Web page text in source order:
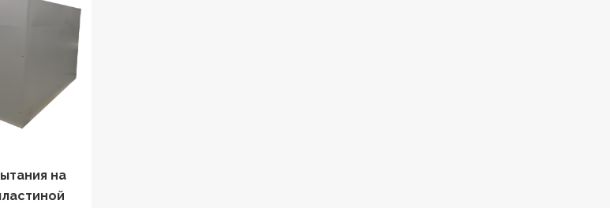
на